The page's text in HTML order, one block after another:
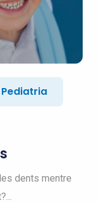
Pediatria
dents mentre